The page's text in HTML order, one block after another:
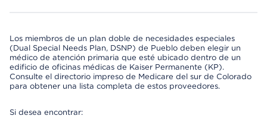
Los miembros de un plan doble de necesidades especiales
(Dual Special Needs Plan, DSNP) de Pueblo deben elegir un
médico de atención primaria que esté ubicado dentro de un
edificio de oficinas médicas de Kaiser Permanente (KP).
Consulte el directorio impreso de Medicare del sur de Colorado
para obtener una lista completa de estos proveedores.
Si desea encontrar: